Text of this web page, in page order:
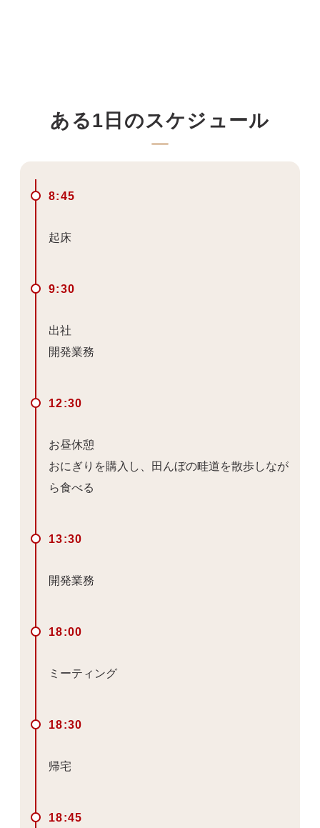
ある1日のスケジュール
8:45
起床
9:30
出社
開発業務
12:30
お昼休憩
おにぎりを購入し、田んぼの畦道を散歩しなが
ら食べる
13:30
開発業務
18:00
ミーティング
18:30
帰宅
18:45